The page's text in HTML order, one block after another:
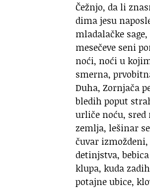
Čežnjo, da li
dima jesu
mladalačke
mesečeve seni
noći, noći u
smerna,
Duha, Zornjača
bledih poput
urliče noću, sred
zemlja, lešinar
čuvar
detinjstva,
klupa, kuda
potajne ubice,